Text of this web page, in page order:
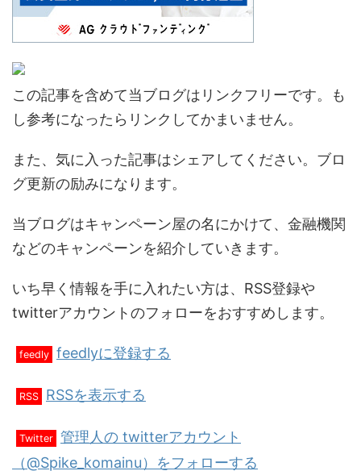
この記事を含めて当ブログはリンクフリーです。も
し参考になったらリンクしてかまいません。
また、気に入った記事はシェアしてください。ブロ
グ更新の励みになります。
当ブログはキャンペーン屋の名にかけて、金融機関
などのキャンペーンを紹介していきます。
いち早く情報を手に入れたい方は、RSS登録や
twitterアカウントのフォローをおすすめします。
feedly feedlyに登録する
RSS RSSを表示する
Twitter 管理人の twitterアカウント
（@Spike_komainu）をフォローする